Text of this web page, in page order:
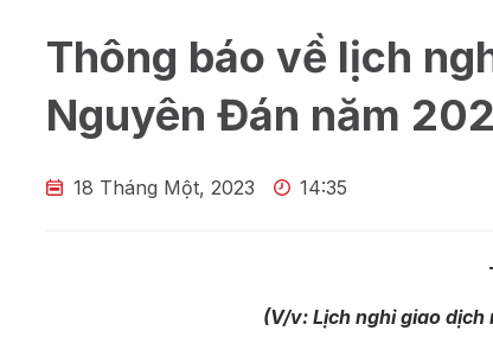
Thông báo về lịch
Nguyên Đán năm
18 Tháng Một, 2023 14:35
(V/v: Lịch nghỉ giao